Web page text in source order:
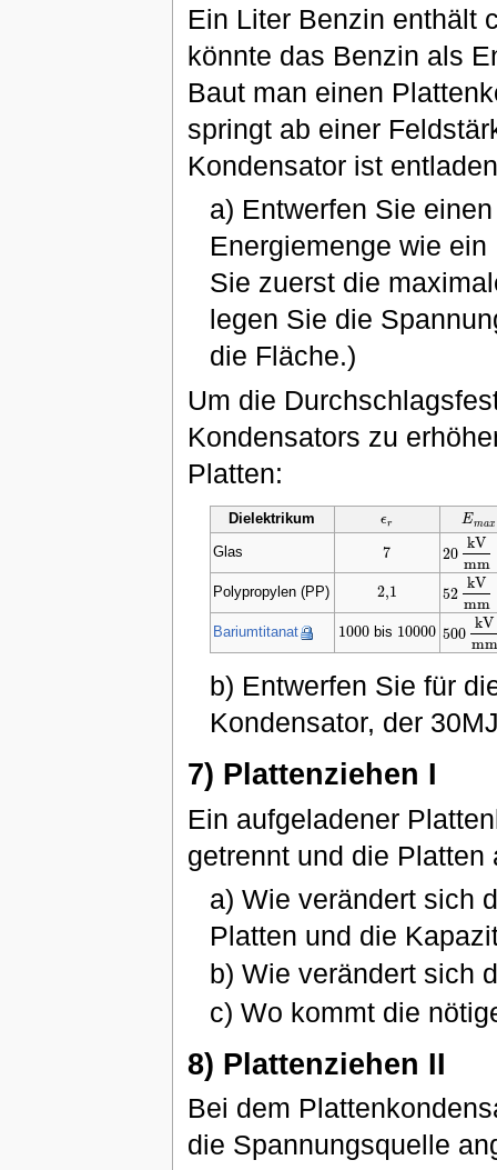
Ein Liter Benzin enthält
könnte das Benzin als
Baut man einen
springt ab einer
Kondensator ist
a) Entwerfen Sie
Energiemenge wie
Sie zuerst die
legen Sie die
die Fläche.)
Um die
Kondensators zu
Platten:
Dielektrikum ϵr
ϵr Emax
Emax
Glas 7
7 20
kV
mm
20kVmm
Polypropylen (PP) 2,1
2,1 52
kV
mm
52kVmm
Bariumtitanat 1000
1000bis 10000
10000 500
kV
m
500kVm
b) Entwerfen Sie für
Kondensator, der
7) Plattenziehen I
Ein aufgeladener
getrennt und die
a) Wie verändert sich
Platten und die
b) Wie verändert sich
c) Wo kommt die
8) Plattenziehen II
Bei dem
die Spannungsquelle